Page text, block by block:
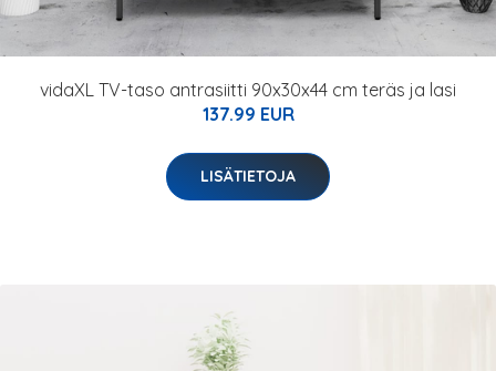
vidaXL TV-taso antrasiitti 90x30x44 cm teräs ja lasi
137.99 EUR
LISÄTIETOJA